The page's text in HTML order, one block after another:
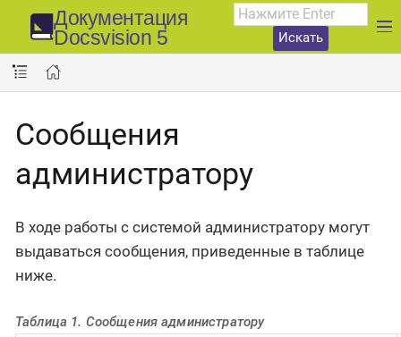
Документация
Docsvision 5
Искать
Сообщения
администратору
В ходе работы с системой администратору могут
выдаваться сообщения, приведенные в таблице
ниже.
Таблица 1. Сообщения администратору